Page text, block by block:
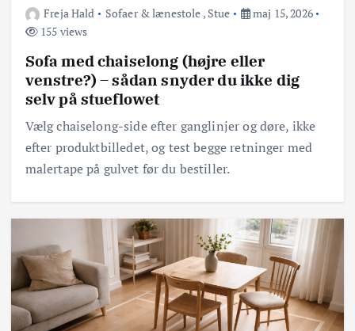
Freja Hald Sofaer & lænestole , Stue
maj 15, 2026
155 views
Sofa med chaiselong (højre eller
venstre?) – sådan snyder du ikke dig
selv på stueflowet
Vælg chaiselong-side efter ganglinjer og døre, ikke
efter produktbilledet, og test begge retninger med
malertape på gulvet før du bestiller.